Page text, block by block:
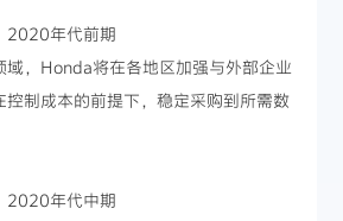
2020年代前期
域，Honda将在各地区加强与外部企业
控制成本的前提下，稳定采购到所需数
2020年代中期